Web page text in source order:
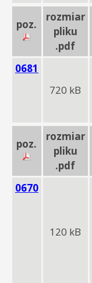
poz.
rozmiar
pliku
.pdf
0681
720 kB
poz.
rozmiar
pliku
.pdf
0670
120 kB